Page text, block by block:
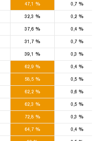
% %
% %
%
37,6 %
%
31,7 %
% %
%
62,9 %
%
58,5 %
%
62,2 %
% %
%
72,8 %
%
64,7 %